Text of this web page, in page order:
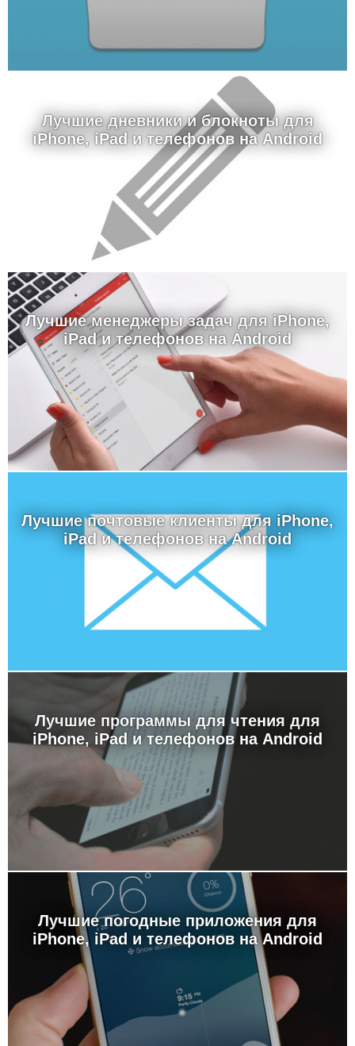
Лучшие дневники и блокноты для
iPhone, iPad и телефонов на Android
Лучшие менеджеры задач для iPhone,
iPad и телефонов на Android
Лучшие почтовые клиенты для iPhone,
iPad и телефонов на Android
Лучшие программы для чтения для
iPhone, iPad и телефонов на Android
Лучшие погодные приложения для
iPhone, iPad и телефонов на Android